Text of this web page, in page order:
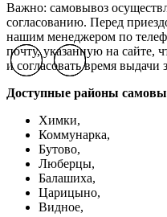
Важно: самовывоз
согласованию. Перед
нашим менеджером по
почту, указанную на сайте,
и согласовать время выдачи
Доступные районы
Химки,
Коммунарка,
Бутово,
Люберцы,
Балашиха,
Царицыно,
Видное,
Previous slideNext slide
Previous slideNext slide
Previous slideNext slide